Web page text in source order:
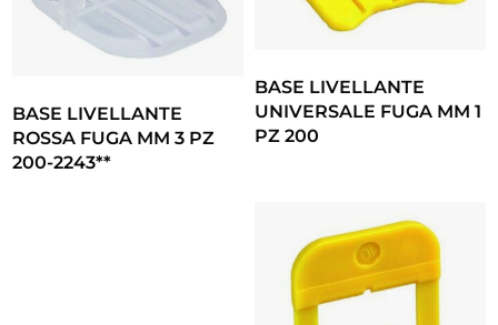
BASE LIVELLANTE
ROSSA FUGA MM 3 PZ
200-2243**
BASE LIVELLANTE
UNIVERSALE FUGA MM 1
PZ 200